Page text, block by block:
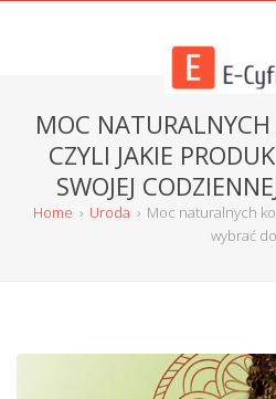
MOC
CZYLI JAKIE
SWOJEJ
Home › Uroda › Moc naturalnych
wybrać